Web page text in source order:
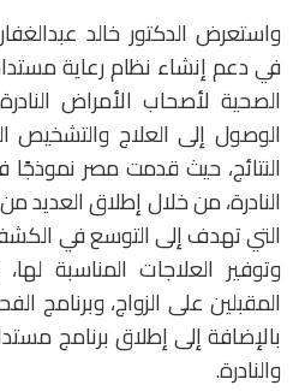
واستعرض الدكتور خالد
في دعم إنشاء نظام رعاية
الصحية لأصحاب الأمراض
الوصول إلى العلاج
النتائج، حيث قدمت مصر
النادرة، من خلال إطلاق العديد من
التي تهدف إلى التوسع في
وتوفير العلاجات المناسبة
المقبلين على الزواج، وبرنامج
بالإضافة إلى إطلاق برنامج
والنادرة.